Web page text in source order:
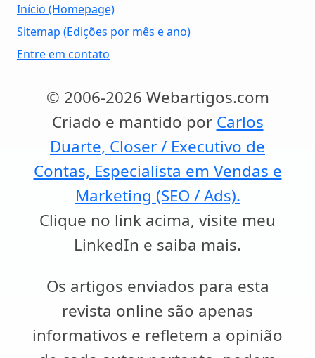
Início (Homepage)
Sitemap (Edições por mês e ano)
Entre em contato
© 2006-2026 Webartigos.com
Criado e mantido por Carlos
Duarte, Closer / Executivo de
Contas, Especialista em Vendas e
Marketing (SEO / Ads).
Clique no link acima, visite meu
LinkedIn e saiba mais.
Os artigos enviados para esta
revista online são apenas
informativos e refletem a opinião